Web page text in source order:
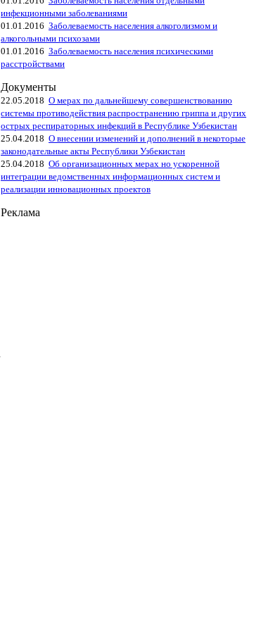
инфекционными заболеваниями
01.01.2016 Заболеваемость населения алкоголизмом и
алкогольными психозами
01.01.2016 Заболеваемость населения психическими
расстройствами
Документы
22.05.2018 О мерах по дальнейшему совершенствованию
системы противодействия распространению гриппа и других
острых респираторных инфекций в Республике Узбекистан
25.04.2018 О внесении изменений и дополнений в некоторые
законодательные акты Республики Узбекистан
25.04.2018 Об организационных мерах но ускоренной
интеграции ведомственных информационных систем и
реализации инновационных проектов
Реклама